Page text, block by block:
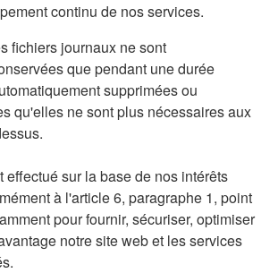
continu de nos services.
fichiers journaux ne sont
que pendant une durée
supprimées ou
qu'elles ne sont plus nécessaires aux
effectué sur la base de nos intérêts
à l'article 6, paragraphe 1, point
pour fournir, sécuriser, optimiser
notre site web et les services